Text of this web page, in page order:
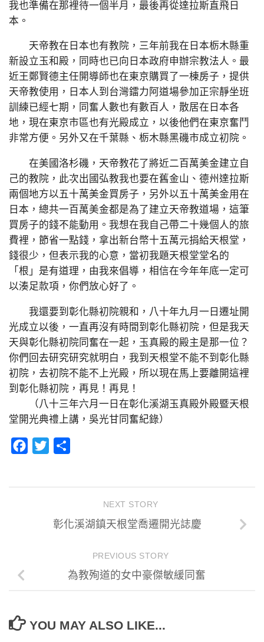
我也準備在那裡待一個半月，最後再從達拉斯直飛日
本。
天帝教在日本也有教院，三年前我在日本栃木縣重
新設立玉和殿，同時也已向日本政府申辦宗教法人。最
近王鄭賢德主任開導師也在東京購買了一棟房子，提供
天帝教使用，日本人到台灣鐳力阿道場參加正宗靜坐班
訓練已經七期，同奮人數也有數百人，散居在日本各
地，現在東京市區也有光殿成立，以後他們在東京奮鬥
非常方便。另外又在千葉縣、栃木縣黑磯市成立初院。
在美國洛杉磯，天帝教花了將近二百萬美金建立自
己的教院，此次出國弘教我也要在舊金山、德州達拉斯
兩個地方以五十萬美金買房子，另外以五十萬美金用在
日本，總共一百萬美金都是為了建立天帝教道場，這筆
買房子的錢不能動用。我想在我自己帶二十幾個人的旅
費裡，節省一點錢，拿出新台幣十五萬元捐給天根堂，
錢很少，但表示我的心意，當初我題天根堂堂名的
「根」是有道理，由我來倡導，相信在今年年底一定可
以湊足款項，你們放心好了。
我還要到彰化縣初院親和，八十年九月一日遷址開
光成立以後，一直再沒有時間到彰化縣初院，但是我天
天與彰化縣初院同奮在一起，玉真殿的殿主是那一位？
你們回去研究研究就明白，我到天根堂不能不到彰化縣
初院，去初院不能不上光殿，所以現在馬上要離開這裡
到彰化縣初院，再見！再見！
（八十三年六月一日在彰化溪湖玉真殿外殿暨天根
堂開光典禮上講，吳光甘同奮紀錄）
Facebook
Twitter
NEXT STORY
彰化溪湖鎮天根堂喬遷開光誌慶
PREVIOUS STORY
為教殉道的女中豪傑敏緩同奮
YOU MAY ALSO LIKE...